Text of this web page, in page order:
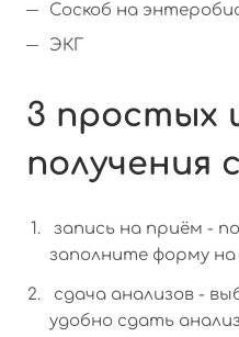
Соскоб на
ЭКГ
3 простых
получения
запись на приём -
заполните форму
сдача анализов -
удобно сдать